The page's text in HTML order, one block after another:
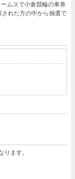
ムスで小倉競輪の車券
された方の中から抽選で
ります。